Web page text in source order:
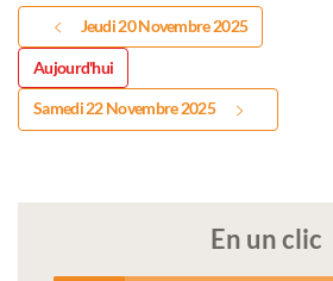
Jeudi 20 Novembre 2025
Aujourd'hui
Samedi 22 Novembre 2025
En un clic